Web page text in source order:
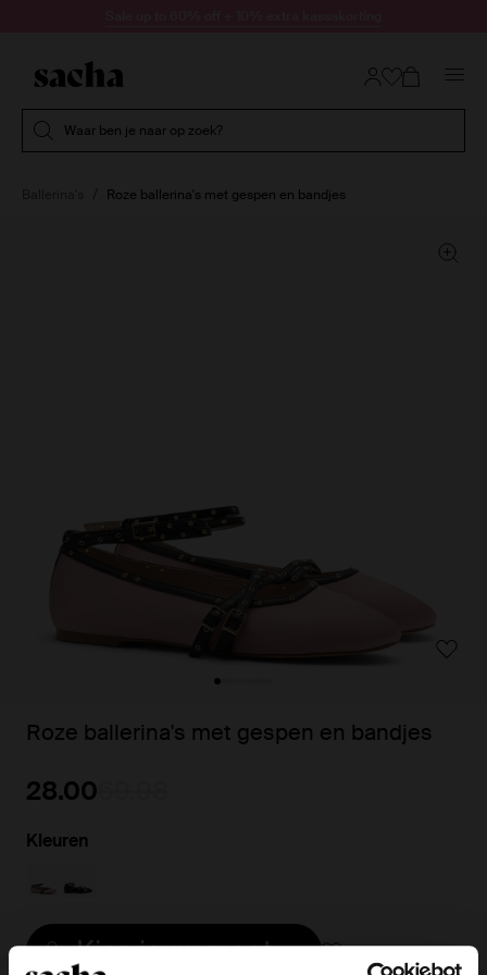
Waar ben je naar op zoek?
Roze ballerina's met gespen en bandjes
Roze ballerina's met gespen en bandjes
28.00
Kleuren
Kies jouw maat